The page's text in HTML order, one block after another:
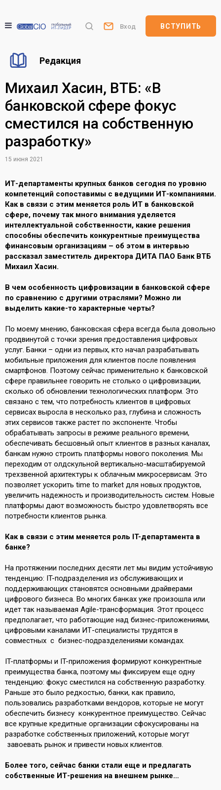
Вход ВСТУПИТЬ
Редакция
Михаил Хасин, ВТБ: «В
банковской сфере фокус
сместился на собственную
разработку»
15 июня 2021
ИТ-департаменты крупных банков сегодня по уровню
компетенций сопоставимы с ведущими ИТ-компаниями.
Как в связи с этим меняется роль ИТ в банковской
сфере, почему так много внимания уделяется
интеллектуальной собственности, какие решения
способны обеспечить конкурентные преимущества
финансовым организациям – об этом в интервью
рассказал заместитель директора ДИТА ПАО Банк ВТБ
Михаил Хасин.
В чем особенность цифровизации в банковской сфере
по сравнению с другими отраслями? Можно ли
выделить какие-то характерные черты?
По моему мнению, банковская сфера всегда была довольно
продвинутой с точки зрения предоставления цифровых
услуг. Банки – одни из первых, кто начал разрабатывать
мобильные приложения для клиентов после появления
смартфонов. Поэтому сейчас применительно к банковской
сфере правильнее говорить не столько о цифровизации,
сколько об обновлении технологических платформ. Это
связано с тем, что потребность клиентов в цифровых
сервисах выросла в несколько раз, глубина и сложность
этих сервисов также растет по экспоненте. Чтобы
обрабатывать запросы в режиме реального времени,
обеспечивать бесшовный опыт клиентов в разных каналах,
банкам нужно строить платформы нового поколения. Мы
переходим от олдскульной вертикально-масштабируемой
трехзвенной архитектуры к облачным микросервисам. Это
позволяет ускорить time to market для новых продуктов,
увеличить надежность и производительность систем. Новые
платформы дают возможность быстро удовлетворять все
потребности клиентов рынка.
Как в связи с этим меняется роль IT-департамента в
банке?
На протяжении последних десяти лет мы видим устойчивую
тенденцию: IT-подразделения из обслуживающих и
поддерживающих становятся основными драйверами
цифрового бизнеса. Во многих банках уже произошла или
идет так называемая Agile-трансформация. Этот процесс
предполагает, что работающие над бизнес-приложениями,
цифровыми каналами ИТ-специалисты трудятся в
совместных с бизнес-подразделениями командах.
IT-платформы и IT-приложения формируют конкурентные
преимущества банка, поэтому мы фиксируем еще одну
тенденцию: фокус сместился на собственную разработку.
Раньше это было редкостью, банки, как правило,
пользовались разработками вендоров, которые не могут
обеспечить бизнесу конкурентное преимущество. Сейчас
все крупные кредитные организации сфокусированы на
разработке собственных приложений, которые могут
завоевать рынок и привести новых клиентов.
Более того, сейчас банки стали еще и предлагать
собственные ИТ-решения на внешнем рынке…